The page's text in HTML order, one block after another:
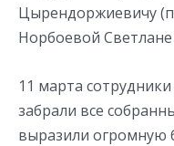
Цырендоржиевичу
Норбоевой Светлане
11 марта
забрали все
выразили огромную